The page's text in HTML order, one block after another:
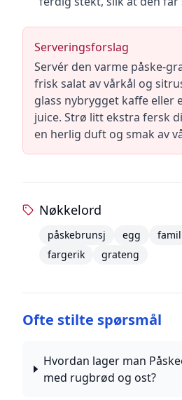
Serveringsforslag
Servér den varme påske-
frisk salat av vårkål og
glass nybrygget kaffe eller
juice. Strø litt ekstra fersk
en herlig duft og smak av
Nøkkelord
påskebrunsj egg
fargerik
grateng
Ofte stilte spørsmål
Hvordan lager man
med rugbrød og ost?